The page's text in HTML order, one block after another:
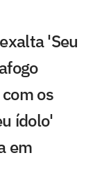
'Seu
os
ídolo'
em